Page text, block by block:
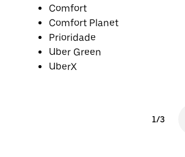
Comfort
Comfort Planet
Prioridade
Uber Green
UberX
1/3